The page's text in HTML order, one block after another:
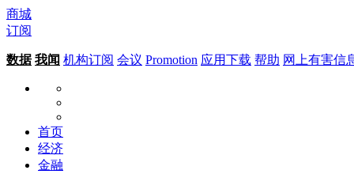
商城
订阅
数据 我闻 机构订阅 会议 Promotion 应用下载 帮助 网上有害信
首页
经济
金融